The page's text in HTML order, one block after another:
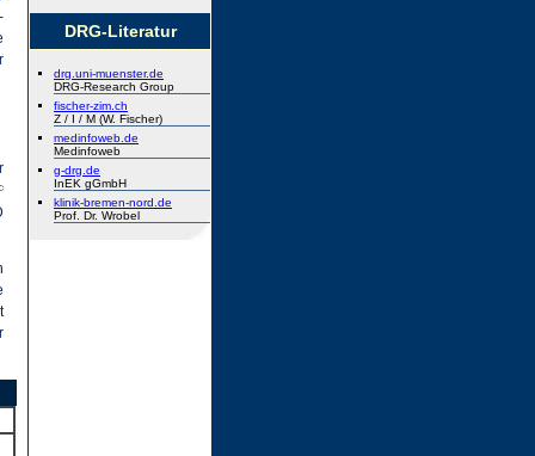
DRG-Literatur
drg.uni-muenster.de
DRG-Research Group
fischer-zim.ch
Z / I / M (W. Fischer)
medinfoweb.de
Medinfoweb
g-drg.de
InEK gGmbH
klinik-bremen-nord.de
Prof. Dr. Wrobel